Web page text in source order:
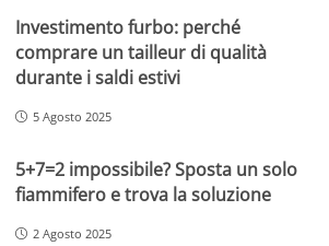
Investimento furbo: perché
comprare un tailleur di qualità
durante i saldi estivi
5 Agosto 2025
5+7=2 impossibile? Sposta un solo
fiammifero e trova la soluzione
2 Agosto 2025